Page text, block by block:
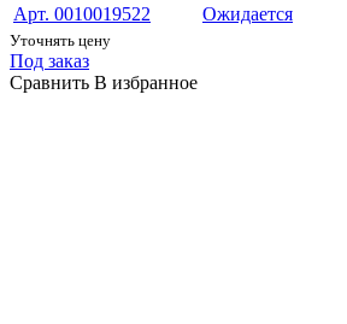
Арт. 0010019522
Ожидается
Уточнять цену
Под заказ
Сравнить В избранное